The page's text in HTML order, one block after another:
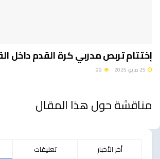
إختتام تربص مدربي كرة القدم داخل
مناقشة حول هذا المقال
تعليقات أخر الأخبار